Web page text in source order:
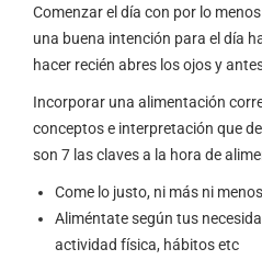
Comenzar el día con por lo
una buena intención para el día
hacer recién abres los ojos y
Incorporar una alimentación
conceptos e interpretación que
son 7 las claves a la hora de
Come lo justo, ni más ni menos
Aliméntate según tus
actividad física, hábitos etc